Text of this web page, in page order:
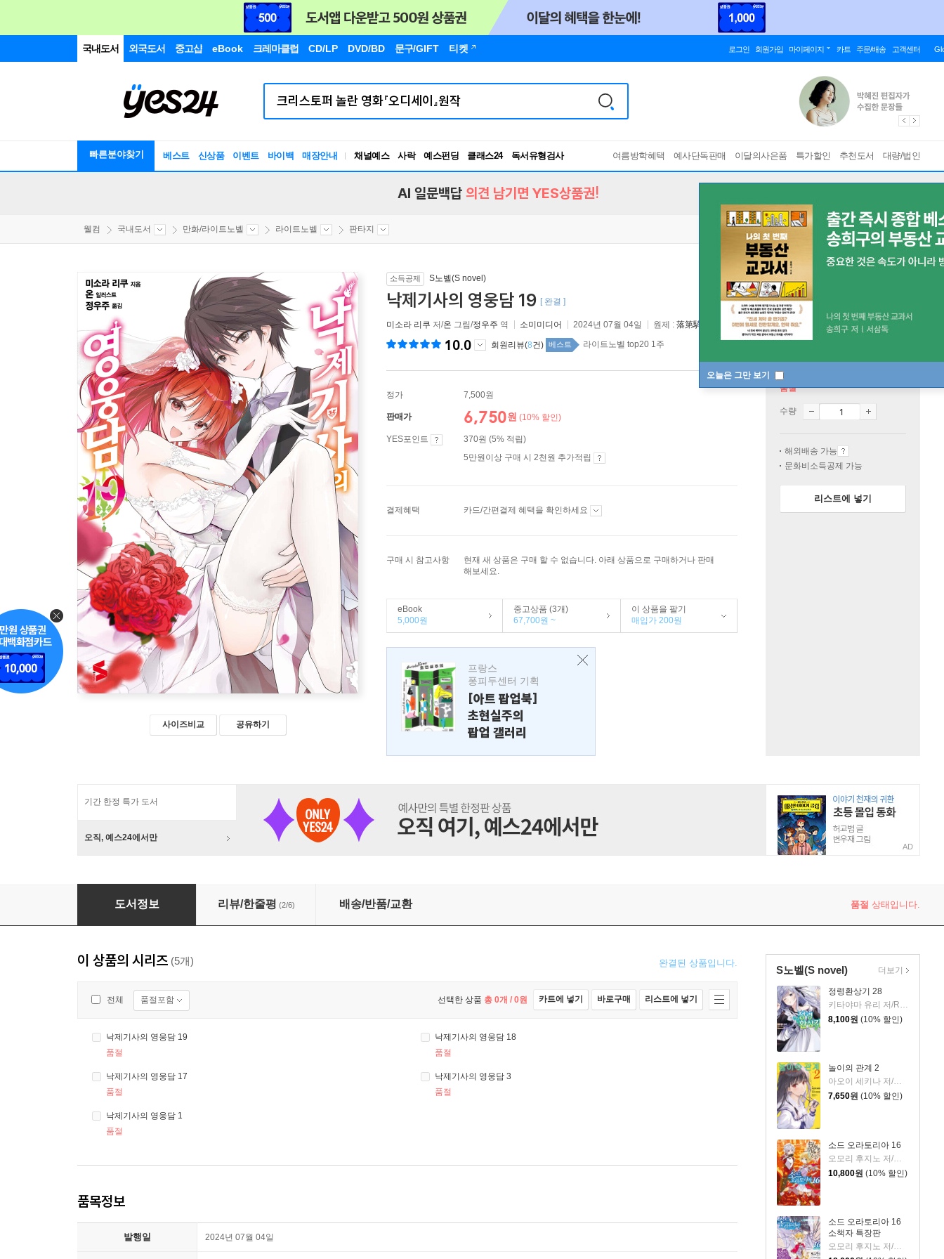
국내도서 외국도서 중고샵 eBook 크레마클럽 CD/LP DVD/BD 문구/GIFT 티켓 로그인 회원가입 마이페이지 카트 주문/배송 고객센터
빠른분야찾기 베스트 신상품 이벤트 바이백 매장안내 채널예스 사락 예스펀딩 클래스24
독서유형검사
RBTI Lab
여름방학혜택 예사단독판매 이달의사은품 특가할인 추천도서 대량/법인
오늘은 그만 보기
AI 일문백답 의견 남기면 YES상품권!
웰컴 국내도서 만화/라이트노벨 라이트노벨 판타지
사이즈비교 공유하기
소득공제 S노벨(S novel)
낙제기사의 영웅담 19 [ 완결 ]
미소라 리쿠 저/온 그림/정우주 역 소미미디어 2024년 07월 04일 원제 : 落第騎士の英雄譚
10.0 회원리뷰(8건) 베스트 라이트노벨 top20 1주
정가 7,500원
판매가 6,750원 (10% 할인)
YES포인트
370원 (5% 적립)
5만원이상 구매 시 2천원 추가적립
결제혜택 카드/간편결제 혜택을 확인하세요
구매 시 참고사항
현재 새 상품은 구매 할 수 없습니다. 아래 상품으로 구매하거나 판매
해보세요.
eBook
5,000원
중고상품 (3개)
67,700원 ~
이 상품을 팔기
매입가 200원
프랑스
퐁피두센터 기획
[아트 팝업북]
초현실주의
팝업 갤러리
품절
수량
해외배송 가능
문화비소득공제 가능
리스트에 넣기
기간 한정 특가 도서
오직, 예스24에서만
AD
낙제기사의 영웅담 19
도서정보 리뷰/한줄평 (2/6) 배송/반품/교환 품절 상태입니다.
S노벨(S novel)
정령환상기 28
키타야마 유리 저/Riv 그림/이소정 역
8,100원 (10% 할인)
놀이의 관계 2
아오이 세키나 저/미사키 쿠레히토 그림/변성은 역
7,650원 (10% 할인)
소드 오라토리아 16
오모리 후지노 저/하이무라 키요타카 그림/김민재 역
10,800원 (10% 할인)
소드 오라토리아 16
소책자 특장판
오모리 후지노 저/하이무라 키요타카 그림/김민재 역
더보기
이 상품의 시리즈 (5개) 완결된 상품입니다.
전체 품절포함 선택한 상품 총 0개 / 0원 카트에 넣기 바로구매 리스트에 넣기
낙제기사의 영웅담 19
품절
낙제기사의 영웅담 18
품절
낙제기사의 영웅담 17
품절
낙제기사의 영웅담 3
품절
낙제기사의 영웅담 1
품절
품목정보
발행일 2024년 07월 04일